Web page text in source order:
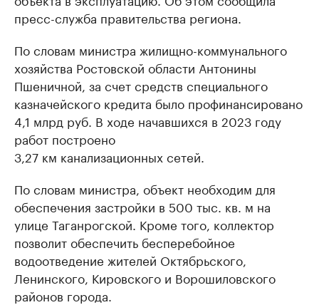
пресс-служба правительства региона.
По словам министра жилищно-коммунального
хозяйства Ростовской области Антонины
Пшеничной, за счет средств специального
казначейского кредита было профинансировано
4,1 млрд руб. В ходе начавшихся в 2023 году
работ построено
3,27 км канализационных сетей.
По словам министра, объект необходим для
обеспечения застройки в 500 тыс. кв. м на
улице Таганрогской. Кроме того, коллектор
позволит обеспечить бесперебойное
водоотведение жителей Октябрьского,
Ленинского, Кировского и Ворошиловского
районов города.